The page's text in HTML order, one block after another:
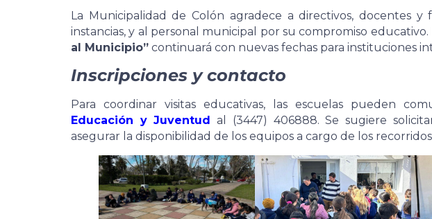
La Municipalidad de Colón agradece a directivos, docentes y
instancias, y al personal municipal por su compromiso educativo.
al Municipio” continuará con nuevas fechas para instituciones
Inscripciones y contacto
Para coordinar visitas educativas, las escuelas pueden
Educación y Juventud al (3447) 406888. Se sugiere
asegurar la disponibilidad de los equipos a cargo de los